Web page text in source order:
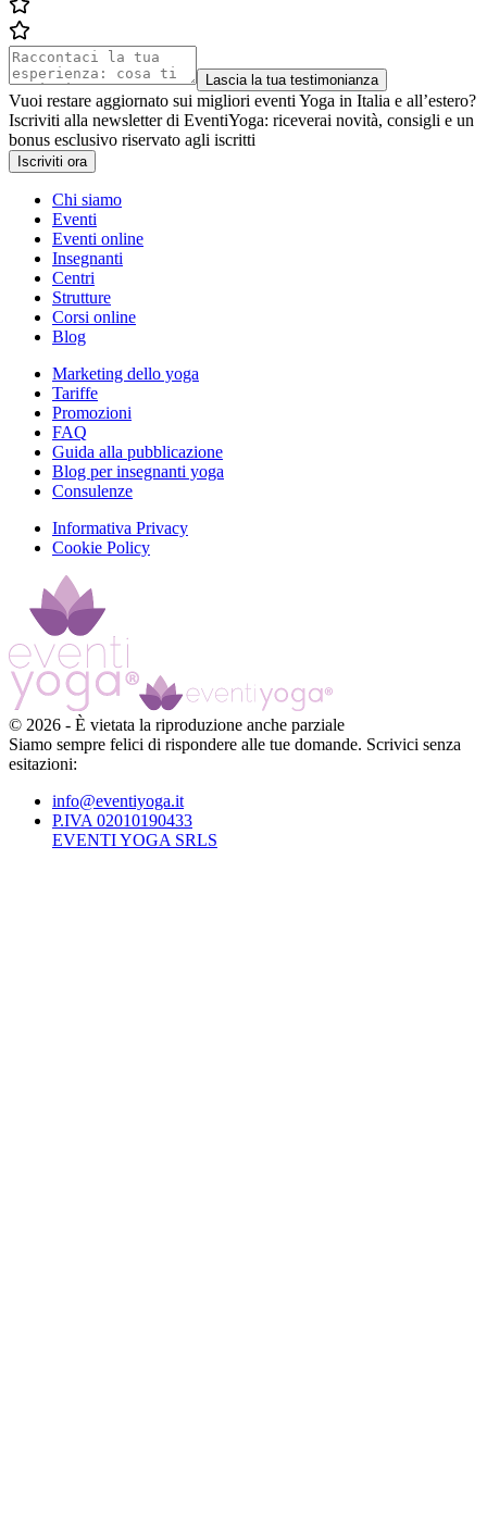
Lascia la tua testimonianza
Vuoi restare aggiornato sui migliori eventi Yoga in Italia e all’estero?
Iscriviti alla newsletter di EventiYoga: riceverai novità, consigli e un
bonus esclusivo riservato agli iscritti
Iscriviti ora
Chi siamo
Eventi
Eventi online
Insegnanti
Centri
Strutture
Corsi online
Blog
Marketing dello yoga
Tariffe
Promozioni
FAQ
Guida alla pubblicazione
Blog per insegnanti yoga
Consulenze
Informativa Privacy
Cookie Policy
© 2026 - È vietata la riproduzione anche parziale
Siamo sempre felici di rispondere alle tue domande. Scrivici senza
esitazioni:
info@eventiyoga.it
P.IVA 02010190433
EVENTI YOGA SRLS